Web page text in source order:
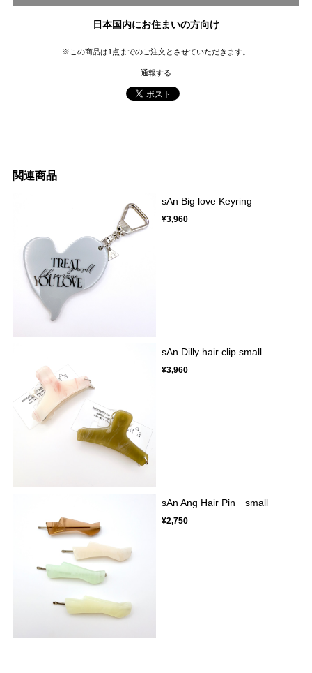
日本国内にお住まいの方向け
※この商品は1点までのご注文とさせていただきます。
通報する
関連商品
sAn Big love Keyring
¥3,960
sAn Dilly hair clip small
¥3,960
sAn Ang Hair Pin small
¥2,750